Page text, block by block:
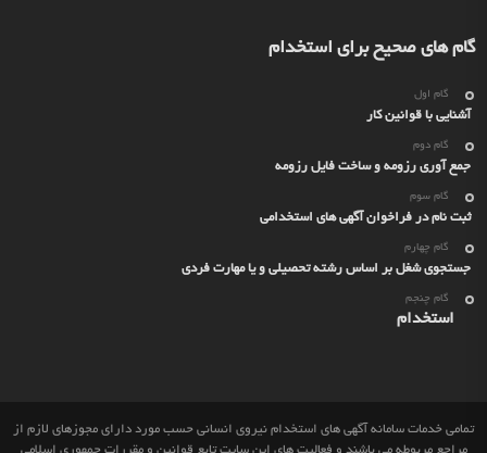
گام های صحیح برای استخدام
گام اول
آشنایی با قوانین کار
گام دوم
جمع آوری رزومه و ساخت فایل رزومه
گام سوم
ثبت نام در فراخوان آگهی های استخدامی
گام چهارم
جستجوی شغل بر اساس رشته تحصیلی و یا مهارت فردی
گام چنجم
استخدام
تمامی خدمات سامانه آگهی های استخدام نیروی انسانی حسب مورد دارای مجوزهای لازم از